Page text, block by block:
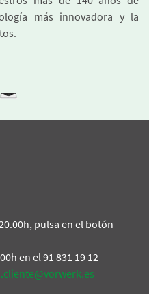
más innovadora y la
pulsa en el botón
en el 91 831 19 12